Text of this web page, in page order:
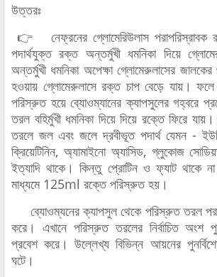
উত্তরঃ
👉 নেফ্রনের গ্লোমেরিউলাস পরাপরিস্রাবক
পদার্থযুক্ত রক্ত অন্তর্মুখী ধমনিকা দিয়ে
অন্তর্মুখী ধমনিকা অপেক্ষা গ্লোমেরুলাসের জালকের
হওয়ায় গ্লোমেরুলাসে রক্ত চাপ বেড়ে যায়।
পরিস্রুত হয়ে ব্যোওম্যানের ক্যাপসুলের গহ্বরে
তরল বহির্মুখী ধমনিকা দিয়ে দিয়ে রক্তে ফিরে
তরলে জল এবং জলে দ্রবীভূত পদার্থ যেমন -
ক্রিয়েটিনিন, অ্যামাইনো অ্যাসিড, গ্লুকোজ
ইত্যাদি থাকে। কিন্তু প্রোটিন ও ফ্যাট থাকে
মাধ্যমে 125ml রক্তে পরিস্রুত হয়।
ব্যোওম্যনের ক্যাপসুল থেকে পরিস্রুত তরল
করে। এখানে পরিস্রুত তরলের নির্বাচিত অংশ
প্রবেশ করে। উল্লেখ্য বিভিন্ন আয়নের
ঘটে।